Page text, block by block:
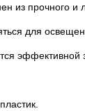
из прочного и
для